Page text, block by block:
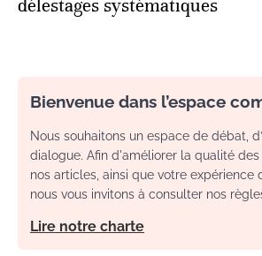
délestages systématiques
Bienvenue dans l’espace
Nous souhaitons un espace de débat,
dialogue. Afin d'améliorer la qualité
nos articles, ainsi que votre expérience
nous vous invitons à consulter nos
Lire notre charte